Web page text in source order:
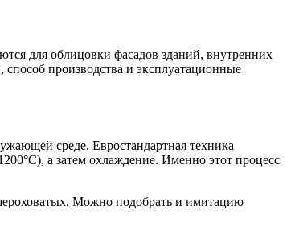
для облицовки фасадов зданий, внутренних
производства и эксплуатационные
среде. Евростандартная техника
а затем охлаждение. Именно этот процесс
Можно подобрать и имитацию